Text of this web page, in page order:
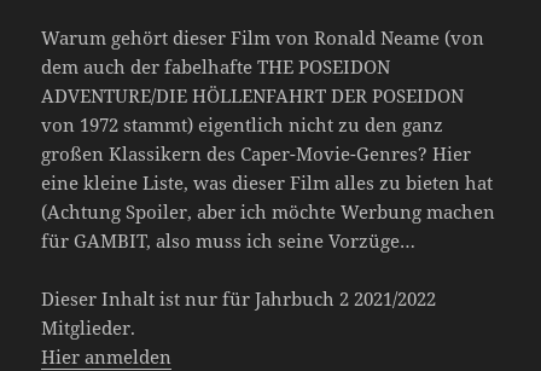
Warum gehört dieser Film von Ronald Neame (von
dem auch der fabelhafte THE POSEIDON
ADVENTURE/DIE HÖLLENFAHRT DER POSEIDON
von 1972 stammt) eigentlich nicht zu den ganz
großen Klassikern des Caper-Movie-Genres? Hier
eine kleine Liste, was dieser Film alles zu bieten hat
(Achtung Spoiler, aber ich möchte Werbung machen
für GAMBIT, also muss ich seine Vorzüge…
Dieser Inhalt ist nur für Jahrbuch 2 2021/2022
Mitglieder.
Hier anmelden